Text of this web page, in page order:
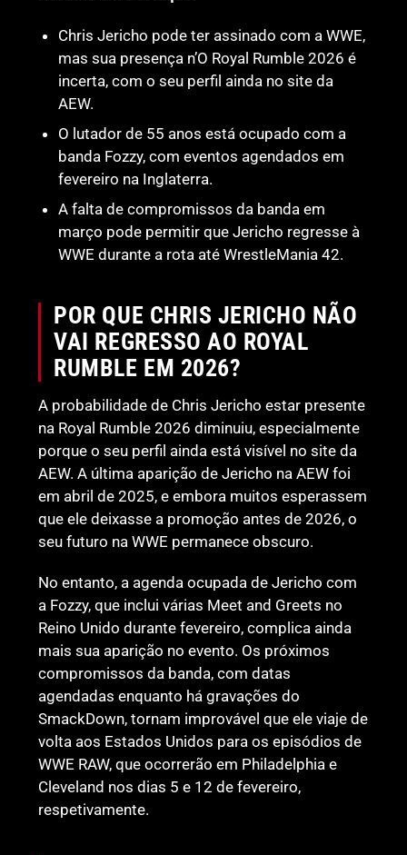
Chris Jericho pode ter assinado com a WWE,
mas sua presença n’O Royal Rumble 2026 é
incerta, com o seu perfil ainda no site da
AEW.
O lutador de 55 anos está ocupado com a
banda Fozzy, com eventos agendados em
fevereiro na Inglaterra.
A falta de compromissos da banda em
março pode permitir que Jericho regresse à
WWE durante a rota até WrestleMania 42.
POR QUE CHRIS JERICHO NÃO
VAI REGRESSO AO ROYAL
RUMBLE EM 2026?
A probabilidade de Chris Jericho estar presente
na Royal Rumble 2026 diminuiu, especialmente
porque o seu perfil ainda está visível no site da
AEW. A última aparição de Jericho na AEW foi
em abril de 2025, e embora muitos esperassem
que ele deixasse a promoção antes de 2026, o
seu futuro na WWE permanece obscuro.
No entanto, a agenda ocupada de Jericho com
a Fozzy, que inclui várias Meet and Greets no
Reino Unido durante fevereiro, complica ainda
mais sua aparição no evento. Os próximos
compromissos da banda, com datas
agendadas enquanto há gravações do
SmackDown, tornam improvável que ele viaje de
volta aos Estados Unidos para os episódios de
WWE RAW, que ocorrerão em Philadelphia e
Cleveland nos dias 5 e 12 de fevereiro,
respetivamente.